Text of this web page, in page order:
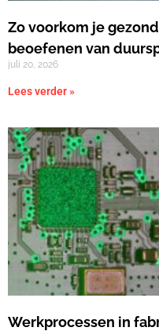
Zo voorkom je
beoefenen van
juli 20, 2026
Lees verder »
Werkprocessen in